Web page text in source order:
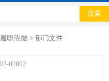
履职依据 > 部门文件
00002